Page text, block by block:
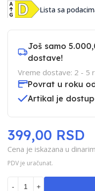
Lista sa
Još samo
dostave!
Vreme dostave: 2 - 5
Povrat u roku
Artikal je
Cena je iskazana u
PDV je uračunat.
399,00 RSD
- +